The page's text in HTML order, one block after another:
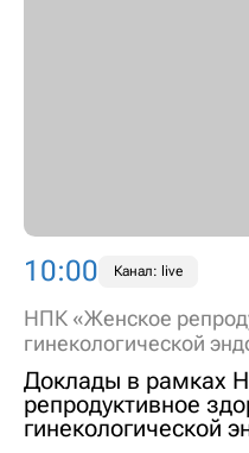
10:00 Канал: live
НПК «Женское
гинекологической
Доклады в рамках
репродуктивное
гинекологической